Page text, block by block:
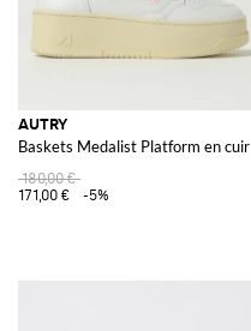
AUTRY
Baskets Medalist Platform en cuir
180,00 €
171,00 €
-5%